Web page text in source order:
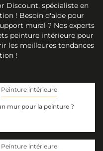
Discount, spécialiste en
! Besoin d'aide pour
mural ? Nos experts
peinture intérieure pour
les meilleures tendances
!
Peinture intérieure
mur pour la peinture ?
Peinture intérieure